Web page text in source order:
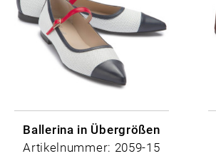
Leo
Rosa
Rot
34
44
Ballerina in Übergrößen
Artikelnummer: 2059-15